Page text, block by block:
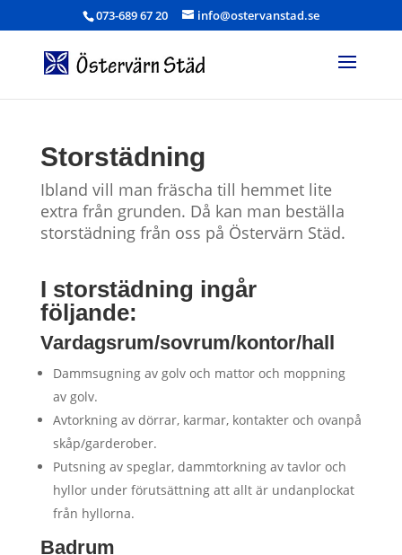
073-689 67 20 info@ostervanstad.se
Storstädning
Ibland vill man fräscha till hemmet lite
extra från grunden. Då kan man beställa
storstädning från oss på Östervärn Städ.
I storstädning ingår
följande:
Vardagsrum/sovrum/kontor/hall
Dammsugning av golv och mattor och moppning
av golv.
Avtorkning av dörrar, karmar, kontakter och ovanpå
skåp/garderober.
Putsning av speglar, dammtorkning av tavlor och
hyllor under förutsättning att allt är undanplockat
från hyllorna.
Badrum